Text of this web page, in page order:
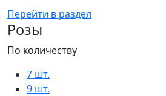
Перейти в раздел
Розы
По количеству
7 шт.
9 шт.